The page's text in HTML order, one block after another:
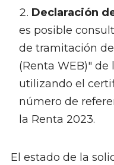
Declaración
es posible
de tramitación
(Renta WEB)" de
utilizando el
número de
la Renta 2023.
El estado de la